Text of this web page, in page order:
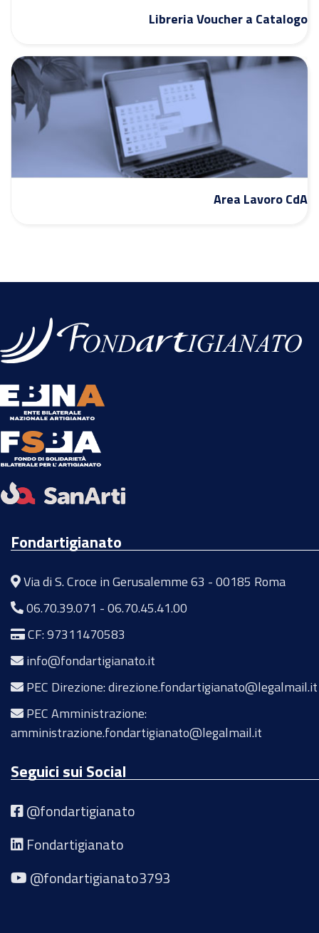
Libreria Voucher a Catalogo
Area Lavoro CdA
Fondartigianato
Via di S. Croce in Gerusalemme 63 - 00185 Roma
06.70.39.071 -06.70.45.41.00
CF: 97311470583
info@fondartigianato.it
PEC Direzione: direzione.fondartigianato@legalmail.it
PEC Amministrazione:
amministrazione.fondartigianato@legalmail.it
Seguici sui Social
@fondartigianato
Fondartigianato
@fondartigianato3793